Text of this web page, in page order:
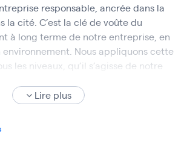
responsable, ancrée dans la
la cité. C’est la clé de voûte du
à long terme de notre entreprise, en
environnement. Nous appliquons cette
les niveaux, qu’il s’agisse de notre
nos prestataires ou nos partenaires,
Lire plus